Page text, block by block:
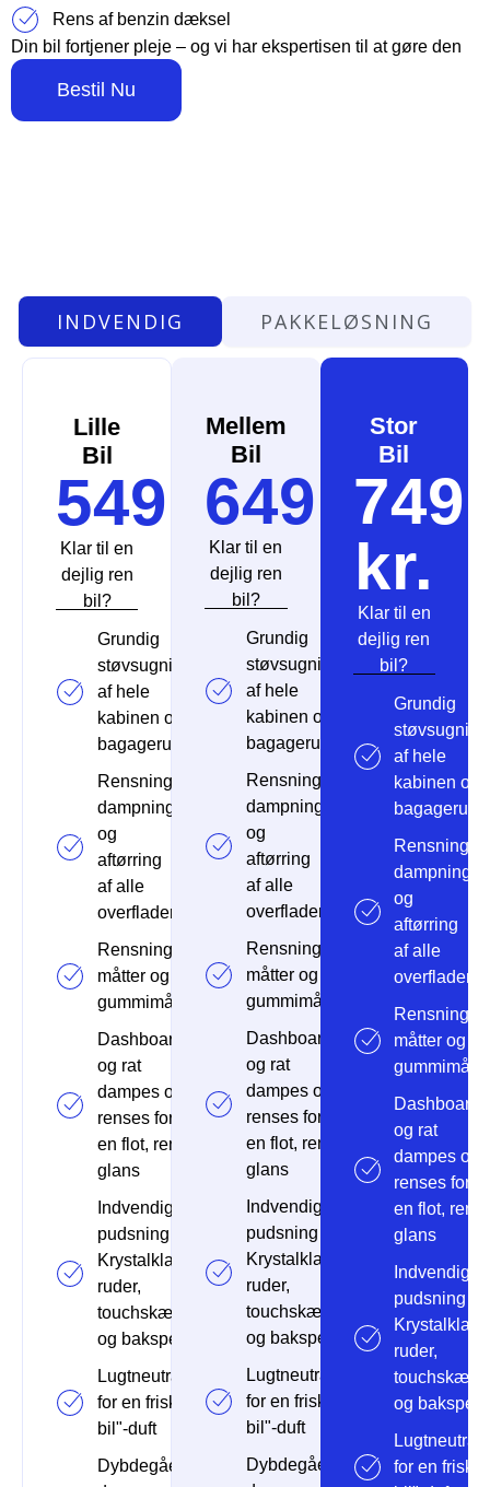
Rens af benzin dæksel
Din bil fortjener pleje – og vi har ekspertisen til at gøre den
som ny Udvendigt!
Bestil Nu
INDVENDIG PAKKELØSNING
Lille
Bil
549kr.
Klar til en
dejlig ren
bil?
Grundig
støvsugning
af hele
kabinen og
bagagerum
Rensning,
dampning
og
aftørring
af alle
overflader
Rensning af
måtter og
gummimåtter
Dashboard
og rat
dampes og
renses for
en flot, ren
glans
Indvendig
pudsning
Krystalklare
ruder,
touchskærm
og bakspejl
Lugtneutralisering
for en frisk "ny
bil"-duft
Dybdegående
Mellem
Bil
649kr.
Klar til en
dejlig ren
bil?
Grundig
støvsugning
af hele
kabinen og
bagagerum
Rensning,
dampning
og
aftørring
af alle
overflader
Rensning af
måtter og
gummimåtter
Dashboard
og rat
dampes og
renses for
en flot, ren
glans
Indvendig
pudsning
Krystalklare
ruder,
touchskærm
og bakspejl
Lugtneutralisering
for en frisk "ny
bil"-duft
Dybdegående
Stor
Bil
749
kr.
Klar til en
dejlig ren
bil?
Grundig
støvsugning
af hele
kabinen og
bagagerum
Rensning,
dampning
og
aftørring
af alle
overflader
Rensning af
måtter og
Dashboard
og rat
dampes og
renses for
en flot, ren
glans
Indvendig
pudsning
Krystalklare
ruder,
touchskærm
og bakspejl
for en frisk